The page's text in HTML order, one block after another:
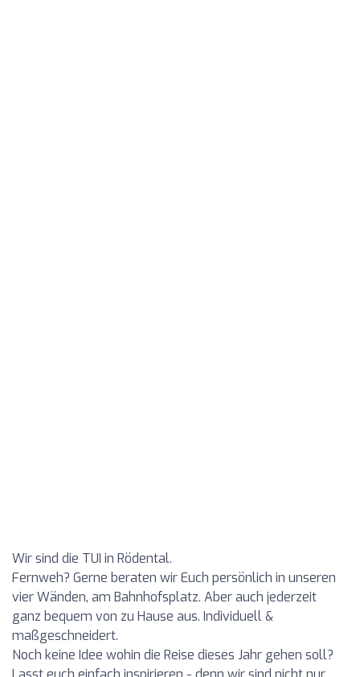
Wir sind die TUI in Rödental.
Fernweh? Gerne beraten wir Euch persönlich in unseren
vier Wänden, am Bahnhofsplatz. Aber auch jederzeit
ganz bequem von zu Hause aus. Individuell &
maßgeschneidert.
Noch keine Idee wohin die Reise dieses Jahr gehen soll?